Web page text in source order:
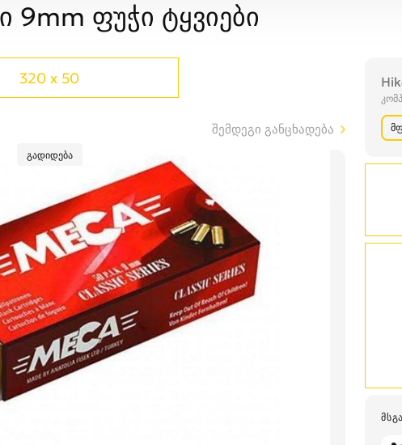
9mm ფუჭი ტყვიები
320 x 50
შემდეგი განცხადება
გადიდება